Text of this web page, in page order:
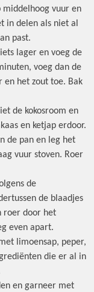
middelhoog vuur en
in delen als niet al
past.
lager en voeg de
voeg dan de
en het zout toe. Bak
de kokosroom en
en ketjap erdoor.
de pan en leg het
vuur stoven. Roer
de
de blaadjes
roer door het
even apart.
limoensap, peper,
die er al in
en garneer met